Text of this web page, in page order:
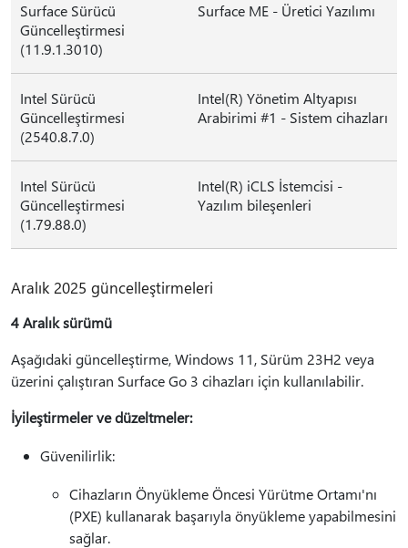
Surface Sürücü
Güncelleştirmesi
(11.9.1.3010)
Surface ME - Üretici Yazılımı
Intel Sürücü
Güncelleştirmesi
(2540.8.7.0)
Intel(R) Yönetim Altyapısı
Arabirimi #1 - Sistem cihazları
Intel Sürücü
Güncelleştirmesi
(1.79.88.0)
Intel(R) iCLS İstemcisi -
Yazılım bileşenleri
Aralık 2025 güncelleştirmeleri
4 Aralık sürümü
Aşağıdaki güncelleştirme, Windows 11, Sürüm 23H2 veya
üzerini çalıştıran Surface Go 3 cihazları için kullanılabilir.
İyileştirmeler ve düzeltmeler:
Güvenilirlik:
Cihazların Önyükleme Öncesi Yürütme Ortamı'nı
(PXE) kullanarak başarıyla önyükleme yapabilmesini
sağlar.